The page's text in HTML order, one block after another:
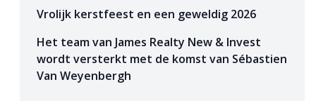
Vrolijk kerstfeest en een geweldig 2026
Het team van James Realty New & Invest
wordt versterkt met de komst van Sébastien
Van Weyenbergh